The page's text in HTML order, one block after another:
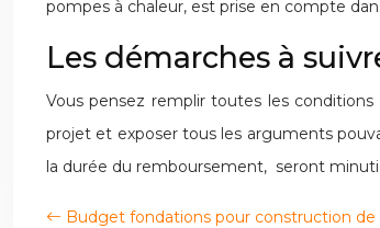
pompes à chaleur, est prise en compte
Les démarches à
Vous pensez remplir toutes les
projet et exposer tous les arguments
la durée du remboursement, seront
Budget fondations pour construction